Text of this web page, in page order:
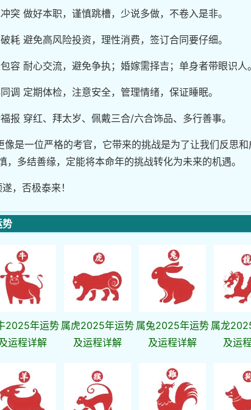
突 做好本职，谨慎跳槽，少说多做，不卷入是非。
耗 避免高风险投资，理性消费，签订合同要仔细。
容 耐心交流，避免争执；婚嫁需择吉；单身者带眼识人。
调 定期体检，注意安全，管理情绪，保证睡眠。
报 穿红、拜太岁、佩戴三合/六合饰品、多行善事。
像是一位严格的考官，它带来的挑战是为了让我们反思
，多结善缘，定能将本命年的挑战转化为未来的机遇。
，否极泰来！
势
2025年运势
运程详解
属虎2025年运势
及运程详解
属兔2025年运势
及运程详解
属龙
及运